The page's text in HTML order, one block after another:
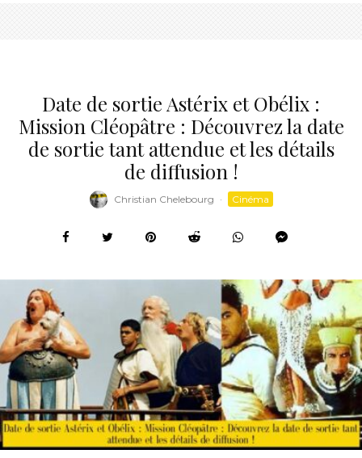
Date de sortie Astérix et Obélix :
Mission Cléopâtre : Découvrez la date
de sortie tant attendue et les détails
de diffusion !
Christian Chelebourg · Cinéma